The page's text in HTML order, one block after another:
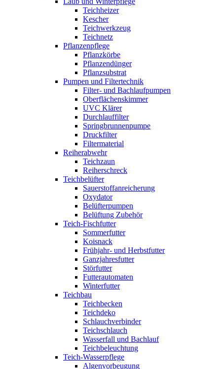
Teichheizer
Kescher
Teichwerkzeug
Teichnetz
Pflanzenpflege
Pflanzkörbe
Pflanzendünger
Pflanzsubstrat
Pumpen und Filtertechnik
Filter- und Bachlaufpumpen
Oberflächenskimmer
UVC Klärer
Durchlauffilter
Springbrunnenpumpe
Druckfilter
Filtermaterial
Reiherabwehr
Teichzaun
Reiherschreck
Teichbelüfter
Sauerstoffanreicherung
Oxydator
Belüfterpumpen
Belüftung Zubehör
Teich-Fischfutter
Sommerfutter
Koisnack
Frühjahr- und Herbstfutter
Ganzjahresfutter
Störfutter
Futterautomaten
Winterfutter
Teichbau
Teichbecken
Teichdeko
Schlauchverbinder
Teichschlauch
Wasserfall und Bachlauf
Teichbeleuchtung
Teich-Wasserpflege
Algenvorbeugung